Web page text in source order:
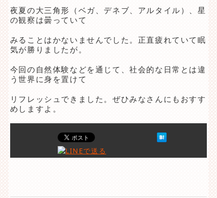
夜夏の大三角形（ベガ、デネブ、アルタイル）、星
の観察は曇っていて
みることはかないませんでした。正直疲れていて眠
気が勝りましたが。
今回の自然体験などを通じて、社会的な日常とは違
う世界に身を置けて
リフレッシュできました。ぜひみなさんにもおすす
めしますよ。